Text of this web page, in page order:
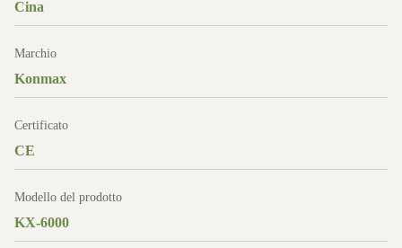
Cina
Marchio
Konmax
Certificato
CE
Modello del prodotto
KX-6000